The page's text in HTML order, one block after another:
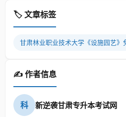
🏷️ 文章标签
甘肃林业职业技术大学《设施园艺》
✍️ 作者信息
科 新逆袭甘肃专升本考试网